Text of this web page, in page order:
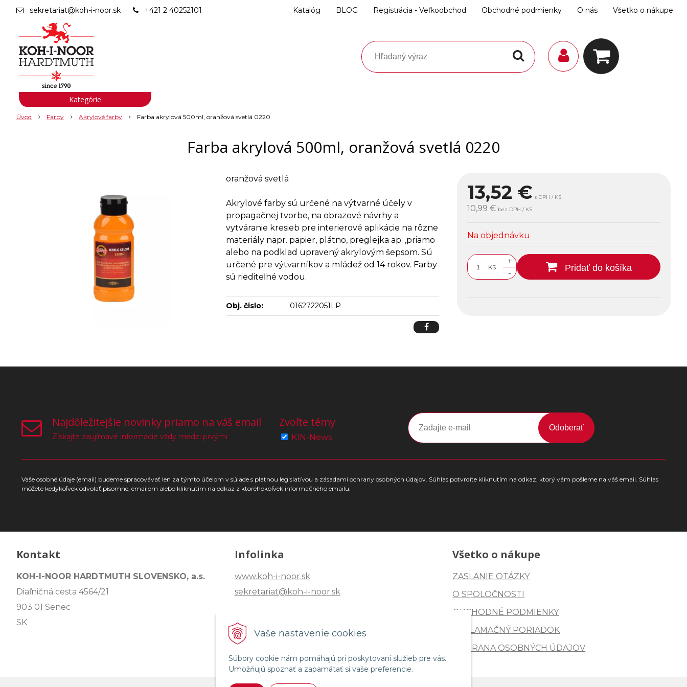
Vaše nastavenie cookies
Súbory cookie nám pomáhajú pri poskytovaní služieb pre vás.
Umožňujú spoznať a zapamätať si vaše preferencie.
sekretariat@koh-i-noor.sk +421 2 40252101 Katalóg BLOG Registrácia - Veľkoobchod Obchodné podmienky O nás Všetko o nákupe
Úvod Farby Akrylové farby Farba akrylová 500ml, oranžová svetlá 0220
Farba akrylová 500ml, oranžová svetlá 0220
13,52 € s DPH / KS
10,99 € bez DPH / KS
Na objednávku
KS
+
-
Pridať do košíka
oranžová svetlá
Akrylové farby sú určené na výtvarné účely v
propagačnej tvorbe, na obrazové návrhy a
vytváranie kresieb pre interierové aplikácie na rôzne
materiály napr. papier, plátno, preglejka ap. ,priamo
alebo na podklad upravený akrylovým šepsom. Sú
určené pre výtvarníkov a mládež od 14 rokov. Farby
sú riediteľné vodou.
Obj. čislo: 0162722051LP
Kategórie
Najdôležitejšie novinky priamo na váš email
Získajte zaujímavé informácie vždy medzi prvými
Zvoľte témy
KIN-News
Odoberať
Vaše osobné údaje (email) budeme spracovávať len za týmto účelom v súlade s platnou legislatívou a zásadami ochrany osobných údajov. Súhlas potvrdíte kliknutím na odkaz, ktorý vám pošleme na váš email. Súhlas
môžete kedykoľvek odvolať písomne, emailom alebo kliknutím na odkaz z ktoréhokoľvek informačného emailu.
Kontakt
KOH-I-NOOR HARDTMUTH SLOVENSKO, a.s.
Diaľničná cesta 4564/21
903 01 Senec
SK
Infolinka
www.koh-i-noor.sk
sekretariat@koh-i-noor.sk
Tel: +421 2 40252101
Fax: +421 2 44872870
Všetko o nákupe
ZASLANIE OTÁZKY
O SPOLOČNOSTI
OBCHODNÉ PODMIENKY
REKLAMAČNÝ PORIADOK
OCHRANA OSOBNÝCH ÚDAJOV